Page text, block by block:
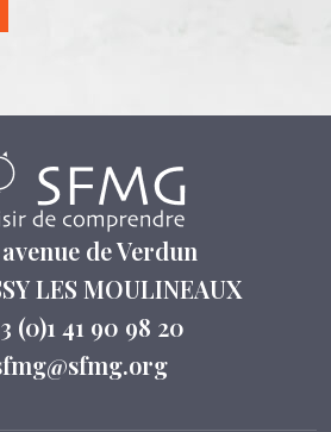
avenue de Verdun
LES MOULINEAUX
(0)1 41 90 98 20